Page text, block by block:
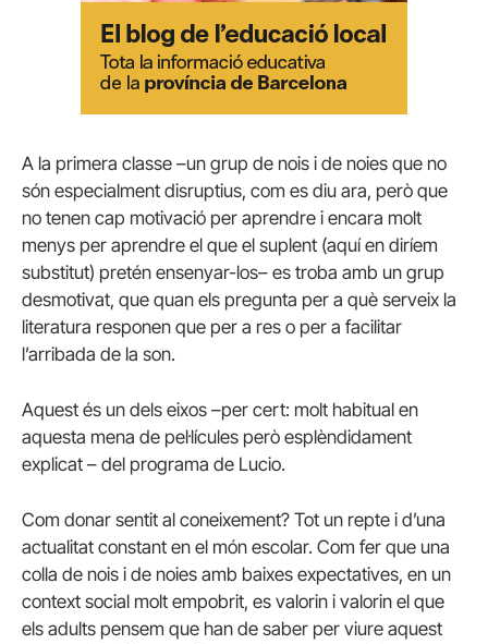
A la primera classe –un grup de nois i de noies que no
són especialment disruptius, com es diu ara, però que
no tenen cap motivació per aprendre i encara molt
menys per aprendre el que el suplent (aquí en diríem
substitut) pretén ensenyar-los– es troba amb un grup
desmotivat, que quan els pregunta per a què serveix la
literatura responen que per a res o per a facilitar
l’arribada de la son.
Aquest és un dels eixos –per cert: molt habitual en
aquesta mena de pel·lícules però esplèndidament
explicat – del programa de Lucio.
Com donar sentit al coneixement? Tot un repte i d’una
actualitat constant en el món escolar. Com fer que una
colla de nois i de noies amb baixes expectatives, en un
context social molt empobrit, es valorin i valorin el que
els adults pensem que han de saber per viure aquest